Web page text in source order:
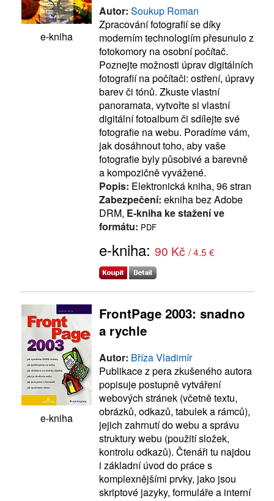
e-kniha
Autor: Soukup Roman
Zpracování fotografií se díky
moderním technologiím přesunulo z
fotokomory na osobní počítač.
Poznejte možnosti úprav digitálních
fotografií na počítači: ostření, úpravy
barev či tónů. Zkuste vlastní
panoramata, vytvořte si vlastní
digitální fotoalbum či sdílejte své
fotografie na webu. Poradíme vám,
jak dosáhnout toho, aby vaše
fotografie byly působivé a barevně
a kompozičně vyvážené.
Popis: Elektronická kniha, 96 stran
Zabezpečení: ekniha bez Adobe
DRM, E-kniha ke stažení ve
formátu: PDF
e-kniha: 90 Kč / 4.5 €
e-kniha
FrontPage 2003: snadno
a rychle
Autor: Bříza Vladimír
Publikace z pera zkušeného autora
popisuje postupně vytváření
webových stránek (včetně textu,
obrázků, odkazů, tabulek a rámců),
jejich zahrnutí do webu a správu
struktury webu (použití složek,
kontrolu odkazů). Čtenáři tu najdou
i základní úvod do práce s
komplexnějšími prvky, jako jsou
skriptové jazyky, formuláře a interní